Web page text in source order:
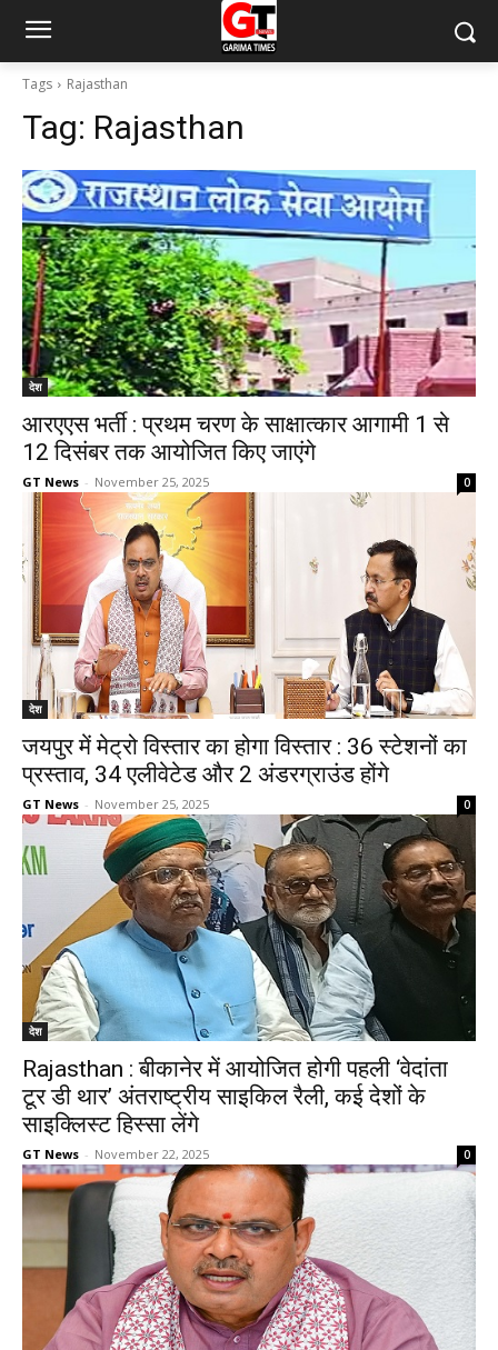
Tags Rajasthan
Tag: Rajasthan
देश
आरएएस भर्ती : प्रथम चरण के साक्षात्कार आगामी 1 से
12 दिसंबर तक आयोजित किए जाएंगे
GT News - November 25, 2025 0
देश
जयपुर में मेट्रो विस्तार का होगा विस्तार : 36 स्टेशनों का
प्रस्ताव, 34 एलीवेटेड और 2 अंडरग्राउंड होंगे
GT News - November 25, 2025 0
देश
Rajasthan : बीकानेर में आयोजित होगी पहली ‘वेदांता
टूर डी थार’ अंतराष्ट्रीय साइकिल रैली, कई देशों के
साइक्लिस्ट हिस्सा लेंगे
GT News - November 22, 2025 0